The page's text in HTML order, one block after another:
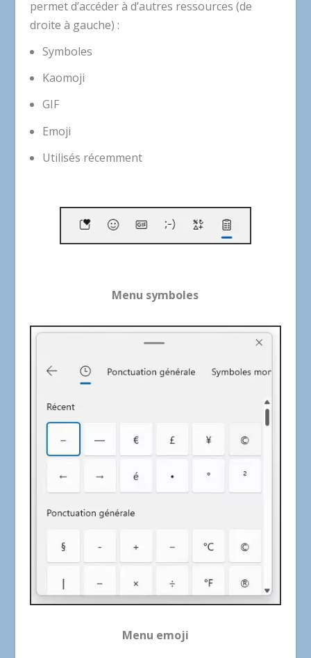
permet d’accéder à d’autres ressources (de
droite à gauche) :
Symboles
Kaomoji
GIF
Emoji
Utilisés récemment
Menu symboles
Menu emoji